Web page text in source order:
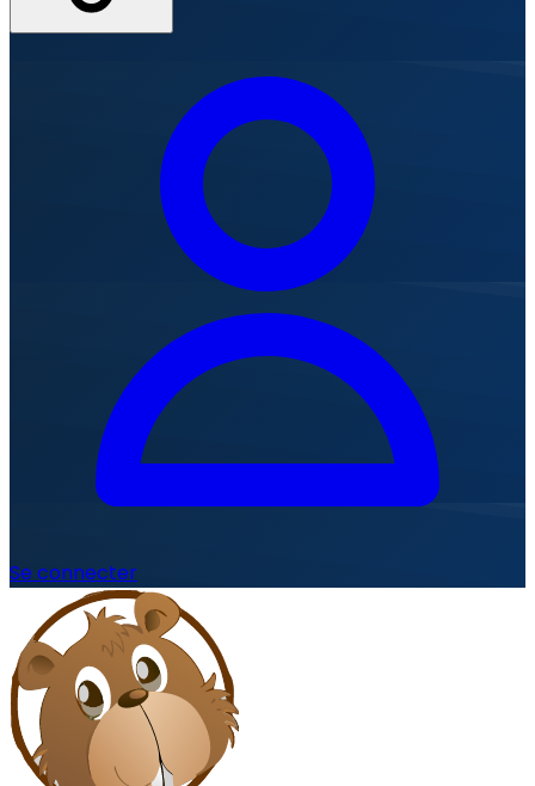
Se connecter